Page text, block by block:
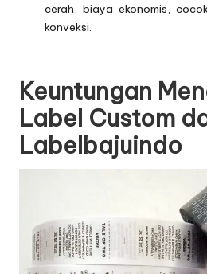
cerah, biaya ekonomis,
konveksi.
Keuntungan
Label Custom
Labelbajuindo